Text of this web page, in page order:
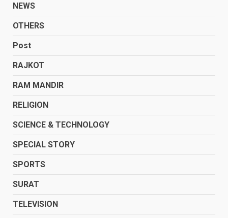
NEWS
OTHERS
Post
RAJKOT
RAM MANDIR
RELIGION
SCIENCE & TECHNOLOGY
SPECIAL STORY
SPORTS
SURAT
TELEVISION